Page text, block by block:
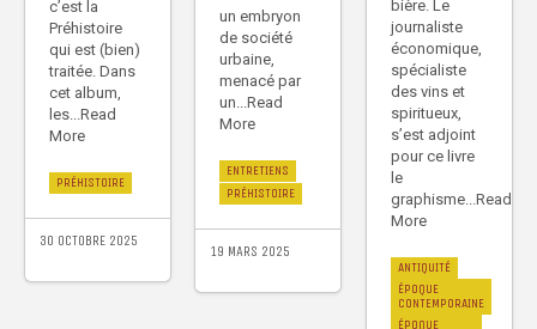
c’est la
Préhistoire
qui est (bien)
traitée. Dans
cet album,
les...Read
More
PRÉHISTOIRE
30 OCTOBRE 2025
un embryon
de société
urbaine,
menacé par
un...Read
More
ENTRETIENS
PRÉHISTOIRE
19 MARS 2025
bière. Le
journaliste
économique,
spécialiste
des vins et
spiritueux,
s’est adjoint
pour ce livre
le
graphisme...Read
More
ANTIQUITÉ
ÉPOQUE
CONTEMPORAINE
ÉPOQUE